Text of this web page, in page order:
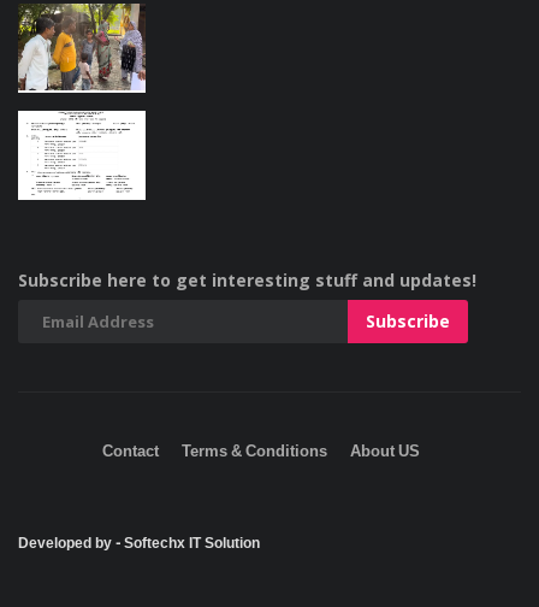
Subscribe here to get interesting stuff and updates!
Contact Terms & Conditions About US
Developed by - Softechx IT Solution